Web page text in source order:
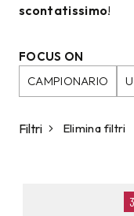
scontatissimo!
FOCUS ON
CAMPIONARIO
Filtri Elimina filtri